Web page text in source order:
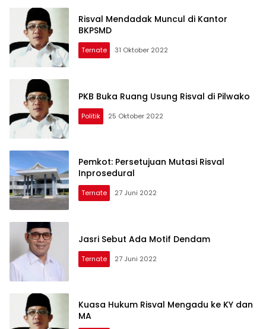
Risval Mendadak Muncul di Kantor
BKPSMD
Ternate 31 Oktober 2022
PKB Buka Ruang Usung Risval di Pilwako
Politik 25 Oktober 2022
Pemkot: Persetujuan Mutasi Risval
Inprosedural
Ternate 27 Juni 2022
Jasri Sebut Ada Motif Dendam
Ternate 27 Juni 2022
Kuasa Hukum Risval Mengadu ke KY dan
MA